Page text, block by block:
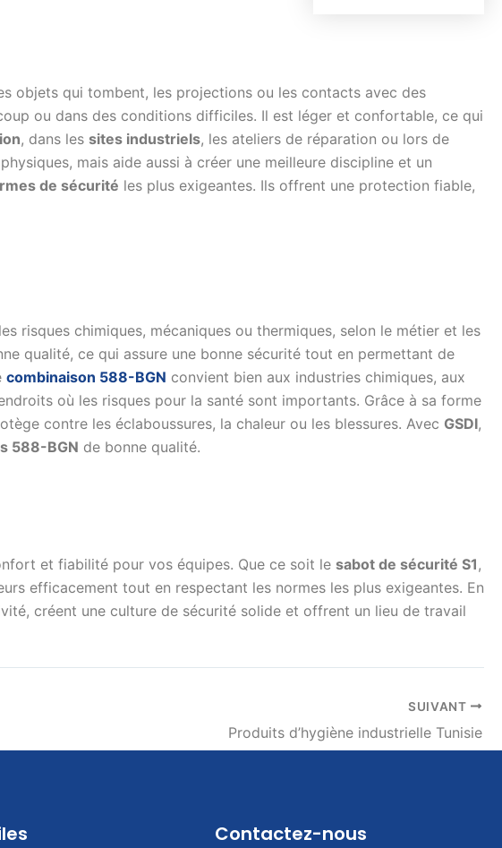
objets qui tombent, les projections ou les contacts avec des
ou dans des conditions difficiles. Il est léger et confortable, ce qui
, dans les sites industriels, les ateliers de réparation ou lors de
mais aide aussi à créer une meilleure discipline et un
de sécurité les plus exigeantes. Ils offrent une protection fiable,
risques chimiques, mécaniques ou thermiques, selon le métier et les
qualité, ce qui assure une bonne sécurité tout en permettant de
combinaison 588-BGN convient bien aux industries chimiques, aux
où les risques pour la santé sont importants. Grâce à sa forme
contre les éclaboussures, la chaleur ou les blessures. Avec GSDI,
588-BGN de bonne qualité.
et fiabilité pour vos équipes. Que ce soit le sabot de sécurité S1 ,
efficacement tout en respectant les normes les plus exigeantes. En
créent une culture de sécurité solide et offrent un lieu de travail
SUIVANT
Produits d’hygiène industrielle Tunisie
Contactez-nous